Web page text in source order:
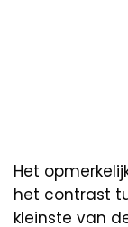
Het
het contrast
kleinste van